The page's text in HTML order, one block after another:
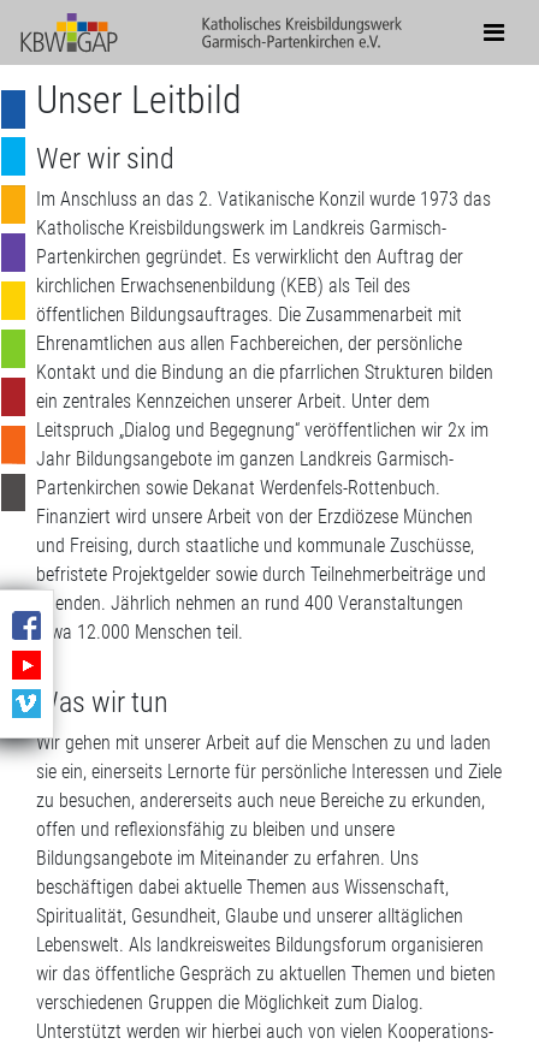
Unser Leitbild
Wer wir sind
Im Anschluss an das 2. Vatikanische Konzil wurde 1973 das
Katholische Kreisbildungswerk im Landkreis Garmisch-
Partenkirchen gegründet. Es verwirklicht den Auftrag der
kirchlichen Erwachsenenbildung (KEB) als Teil des
öffentlichen Bildungsauftrages. Die Zusammenarbeit mit
Ehrenamtlichen aus allen Fachbereichen, der persönliche
Kontakt und die Bindung an die pfarrlichen Strukturen bilden
ein zentrales Kennzeichen unserer Arbeit. Unter dem
Leitspruch „Dialog und Begegnung“ veröffentlichen wir 2x im
Jahr Bildungsangebote im ganzen Landkreis Garmisch-
Partenkirchen sowie Dekanat Werdenfels-Rottenbuch.
Finanziert wird unsere Arbeit von der Erzdiözese München
und Freising, durch staatliche und kommunale Zuschüsse,
befristete Projektgelder sowie durch Teilnehmerbeiträge und
Spenden. Jährlich nehmen an rund 400 Veranstaltungen
etwa 12.000 Menschen teil.
Was wir tun
Wir gehen mit unserer Arbeit auf die Menschen zu und laden
sie ein, einerseits Lernorte für persönliche Interessen und Ziele
zu besuchen, andererseits auch neue Bereiche zu erkunden,
offen und reflexionsfähig zu bleiben und unsere
Bildungsangebote im Miteinander zu erfahren. Uns
beschäftigen dabei aktuelle Themen aus Wissenschaft,
Spiritualität, Gesundheit, Glaube und unserer alltäglichen
Lebenswelt. Als landkreisweites Bildungsforum organisieren
wir das öffentliche Gespräch zu aktuellen Themen und bieten
verschiedenen Gruppen die Möglichkeit zum Dialog.
Unterstützt werden wir hierbei auch von vielen Kooperations-